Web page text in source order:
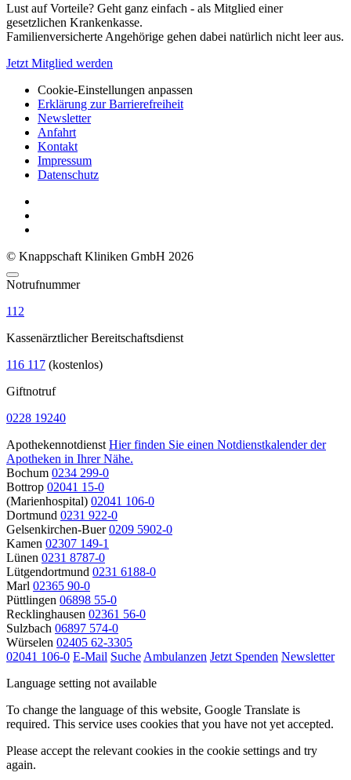
Lust auf Vorteile? Geht ganz einfach - als Mitglied einer
gesetzlichen Krankenkasse.
Familienversicherte Angehörige gehen dabei natürlich nicht leer aus.
Jetzt Mitglied werden
Cookie-Einstellungen anpassen
Erklärung zur Barrierefreiheit
Newsletter
Anfahrt
Kontakt
Impressum
Datenschutz
© Knappschaft Kliniken GmbH 2026
Notrufnummer
112
Kassenärztlicher Bereitschaftsdienst
116 117 (kostenlos)
Giftnotruf
0228 19240
Apothekennotdienst Hier finden Sie einen Notdienstkalender der
Apotheken in Ihrer Nähe.
Bochum 0234 299-0
Bottrop 02041 15-0
(Marienhospital) 02041 106-0
Dortmund 0231 922-0
Gelsenkirchen-Buer 0209 5902-0
Kamen 02307 149-1
Lünen 0231 8787-0
Lütgendortmund 0231 6188-0
Marl 02365 90-0
Püttlingen 06898 55-0
Recklinghausen 02361 56-0
Sulzbach 06897 574-0
Würselen 02405 62-3305
02041 106-0 E-Mail Suche Ambulanzen Jetzt Spenden Newsletter
Language setting not available
To change the language of this website, Google Translate is
required. This service uses cookies that you have not yet accepted.
Please accept the relevant cookies in the cookie settings and try
again.